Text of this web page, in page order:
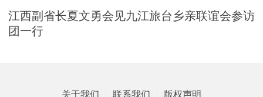
江西副省长夏文勇会见九江旅台乡亲联谊会参访
团一行
关于我们 联系我们 版权声明